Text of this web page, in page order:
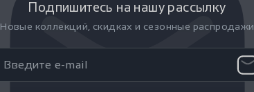
Подпишитесь на нашу рассылку
Новые коллекций, скидках и сезонные распродажи